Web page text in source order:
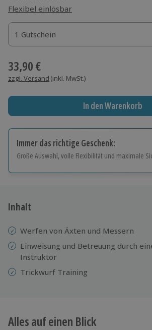
Flexibel einlösbar
1 Gutschein
1 Gutschein
1 Gutschein
33,90 €
zzgl. Versand (inkl. MwSt.)
In den Warenkorb
Immer das richtige Geschenk:
Große Auswahl, volle Flexibilität und maximale
Jeder Gutschein für alle Erlebnisse einlösbar.
10 Jahre gültig & verlängerbar.
Inhalt
Werfen von Äxten und Messern
Einweisung und ​​Betreuung durch
Instruktor
Trickwurf Training
Alles auf einen Blick